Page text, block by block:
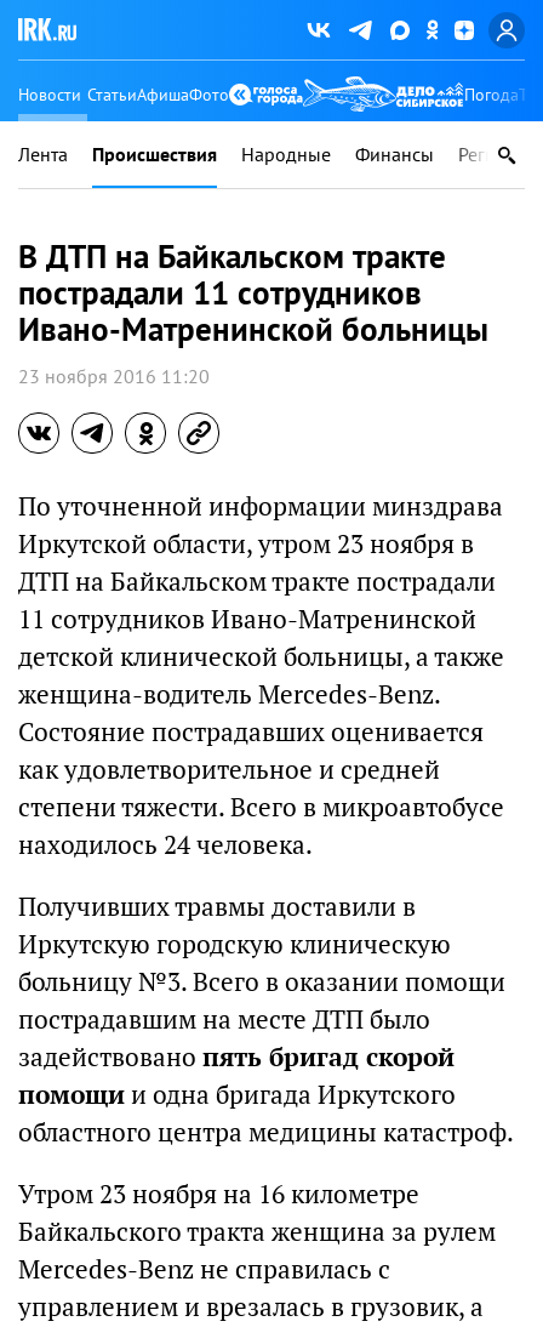
Новости СтатьиАфишаФото Погода
Лента Происшествия Народные Финансы Регионы
В ДТП на Байкальском тракте
пострадали 11 сотрудников
Ивано-Матренинской больницы
23 ноября 2016 11:20
По уточненной информации минздрава
Иркутской области, утром 23 ноября в
ДТП на Байкальском тракте пострадали
11 сотрудников Ивано-Матренинской
детской клинической больницы, а также
женщина-водитель Mercedes-Benz.
Состояние пострадавших оценивается
как удовлетворительное и средней
степени тяжести. Всего в микроавтобусе
находилось 24 человека.
Получивших травмы доставили в
Иркутскую городскую клиническую
больницу №3. Всего в оказании помощи
пострадавшим на месте ДТП было
задействовано пять бригад скорой
помощии одна бригада Иркутского
областного центра медицины катастроф.
Утром 23 ноября на 16 километре
Байкальского тракта женщина за рулем
Mercedes-Benz не справилась с
управлением и врезалась в грузовик, а